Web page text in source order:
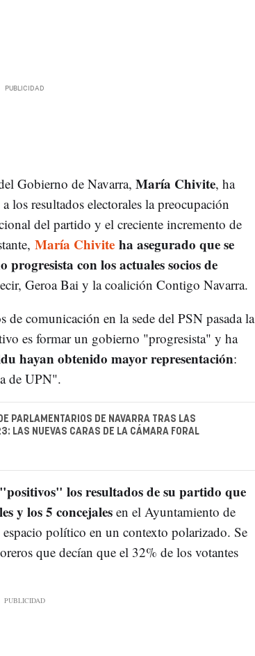
Gobierno de Navarra, María Chivite, ha
los resultados electorales la preocupación
del partido y el creciente incremento de
María Chiviteha asegurado que se
con los actuales socios de
Geroa Bai y la coalición Contigo Navarra.
comunicación en la sede del PSN pasada la
es formar un gobierno "progresista" y ha
hayan obtenido mayor representación:
de UPN".
PARLAMENTARIOS DE NAVARRA TRAS LAS
LAS NUEVAS CARAS DE LA CÁMARA FORAL
"positivos" los resultados de su partido que
y los 5 concejalesen el Ayuntamiento de
político en un contexto polarizado. Se
que decían que el 32% de los votantes